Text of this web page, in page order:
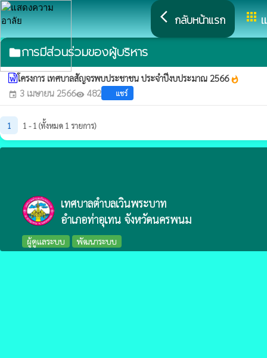
arrow_back_ios กลับหน้าแรก apps
folderการมีส่วนร่วมของผู้บริหาร
โครงการ เทศบาลสัญจรพบประชาชน ประจำปีงบประมาณ 2566whatshot
event 3 เมษายน 2566visibility 482 แชร์
1 1 - 1 (ทั้งหมด 1 รายการ)
เทศบาลตำบลเวินพระบาท
อำเภอท่าอุเทน จังหวัดนครพนม
ผู้ดูแลระบบ พัฒนาระบบ